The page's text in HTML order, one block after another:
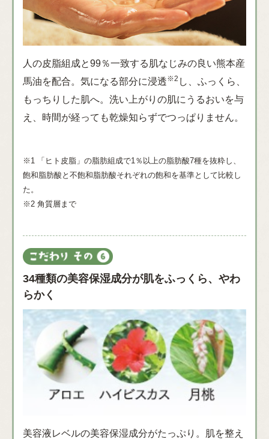
人の皮脂組成と99％一致する肌なじみの良い熊本産
馬油を配合。気になる部分に浸透※2 し、ふっくら、
もっちりした肌へ。洗い上がりの肌にうるおいを与
え、時間が経っても乾燥知らずでつっぱりません。
※1 「ヒト皮脂」の脂肪組成で1％以上の脂肪酸7種を抜粋し、
飽和脂肪酸と不飽和脂肪酸それぞれの飽和を基準として比較し
た。
※2 角質層まで
34種類の美容保湿成分が肌をふっくら、やわ
らかく
美容液レベルの美容保湿成分がたっぷり。肌を整え